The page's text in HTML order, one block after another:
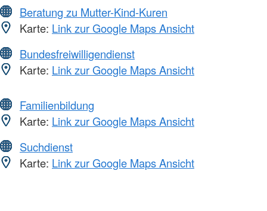
Beratung zu Mutter-Kind-Kuren
Karte: Link zur Google Maps Ansicht
Bundesfreiwilligendienst
Karte: Link zur Google Maps Ansicht
Familienbildung
Karte: Link zur Google Maps Ansicht
Suchdienst
Karte: Link zur Google Maps Ansicht